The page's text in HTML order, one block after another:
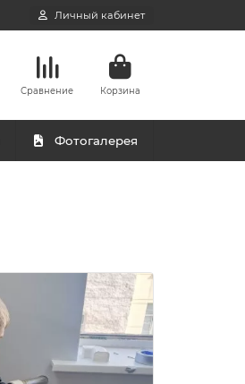
Личный кабинет
Сравнение Корзина
Фотогалерея